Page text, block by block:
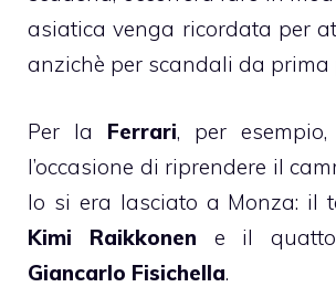
asiatica venga ricordata per
anzichè per scandali da prima
Per la Ferrari, per
l’occasione di riprendere il
lo si era lasciato a Monza: il
Kimi Raikkonen e il
Giancarlo Fisichella.